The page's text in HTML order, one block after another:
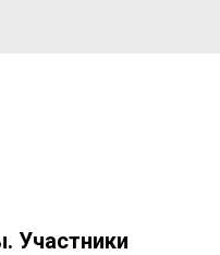
Участники